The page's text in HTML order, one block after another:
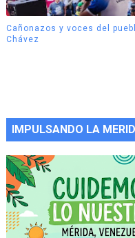
Cañonazos y voces del
Chávez
IMPULSANDO LA